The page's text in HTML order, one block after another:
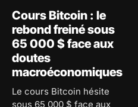
Cours Bitcoin : le
rebond freiné sous
65 000 $ face aux
doutes
macroéconomiques
Le cours Bitcoin hésite
sous 65 000 $ face aux